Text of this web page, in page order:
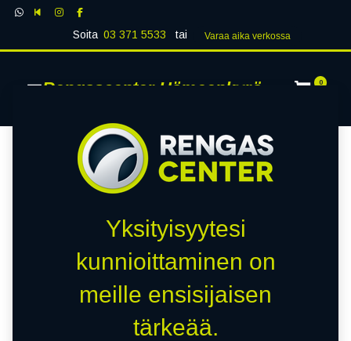
Soita 03 371 5533 tai Varaa aika verk​​​​ossa
Rengascenter Hämeenkyrö 0
Yksityisyytesi
kunnioittaminen on
meille ensisijaisen
tärkeää.